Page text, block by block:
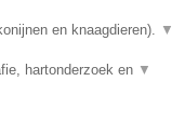
en knaagdieren). ▼
hartonderzoek en ▼